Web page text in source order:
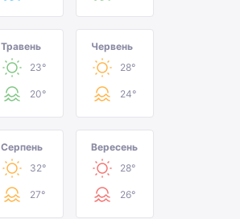
Травень
23°
20°
Червень
28°
24°
Серпень
32°
27°
Вересень
28°
26°